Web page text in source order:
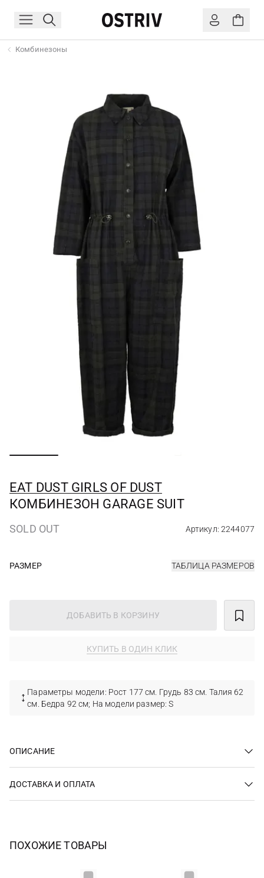
Комбинезоны
EAT DUST GIRLS OF DUST
КОМБИНЕЗОН GARAGE SUIT
SOLD OUT Артикул: 2244077
РАЗМЕР ТАБЛИЦА РАЗМЕРОВ
ДОБАВИТЬ В КОРЗИНУ
КУПИТЬ В ОДИН КЛИК
Параметры модели: Рост 177 см. Грудь 83 см. Талия 62
см. Бедра 92 см; На модели размер: S
ОПИСАНИЕ
ДОСТАВКА И ОПЛАТА
ПОХОЖИЕ ТОВАРЫ